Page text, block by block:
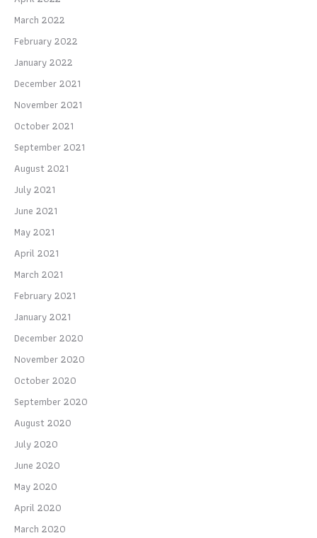
March 2022
February 2022
January 2022
December 2021
November 2021
October 2021
September 2021
August 2021
July 2021
June 2021
May 2021
April 2021
March 2021
February 2021
January 2021
December 2020
November 2020
October 2020
September 2020
August 2020
July 2020
June 2020
May 2020
April 2020
March 2020